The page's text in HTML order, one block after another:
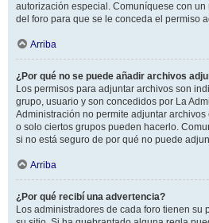
autorización especial. Comuníquese con
del foro para que se le conceda el permiso
Arriba
¿Por qué no se puede añadir archivos
Los permisos para adjuntar archivos son
grupo, usuario y son concedidos por La
Administración no permite adjuntar
o solo ciertos grupos pueden hacerlo.
si no está seguro de por qué no puede
Arriba
¿Por qué recibí una advertencia?
Los administradores de cada foro tienen su